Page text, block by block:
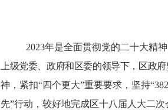
2023年是全面贯彻党的二十大精神
上级党委、政府和区委的领导下， 区政府
神， 紧扣“四个更大”重要要求，坚持
先”行动 ，较好地完成区十八届人大二